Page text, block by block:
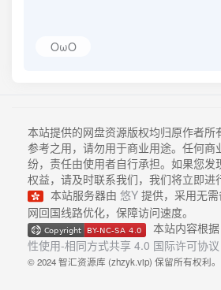
OωO
本站提供的网盘资源版权均归原作者所
参考之用，请勿用于商业用途。任何商
纷，责任由使用者自行承担。如果您发
权益，请及时联系我们，我们将立即进
本站服务器由 悠Y 提供，采用无
网回国线路优化，保障访问速度。
本站内容根据
性使用-相同方式共享 4.0 国际许可协议
© 2024 智汇资源库 (zhzyk.vip) 保留所有权利。